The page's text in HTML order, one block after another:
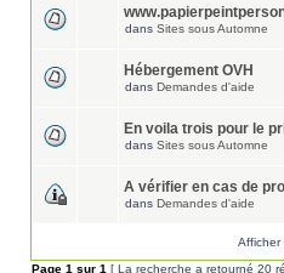
dans Sites sous Automne
Hébergement OVH
dans Demandes d'aide
En voila trois pour le
dans Sites sous Automne
A vérifier en cas de
dans Demandes d'aide
Afficher
Page 1 sur 1 [ La recherche a retourné 20